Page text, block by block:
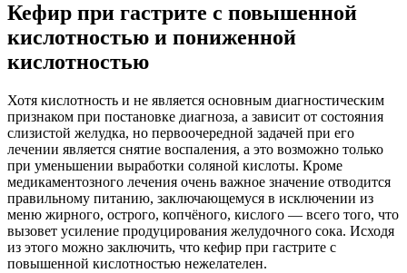
Кефир при гастрите с повышенной
кислотностью и пониженной
кислотностью
Хотя кислотность и не является основным диагностическим
признаком при постановке диагноза, а зависит от состояния
слизистой желудка, но первоочередной задачей при его
лечении является снятие воспаления, а это возможно только
при уменьшении выработки соляной кислоты. Кроме
медикаментозного лечения очень важное значение отводится
правильному питанию, заключающемуся в исключении из
меню жирного, острого, копчёного, кислого — всего того, что
вызовет усиление продуцирования желудочного сока. Исходя
из этого можно заключить, что кефир при гастрите с
повышенной кислотностью нежелателен.